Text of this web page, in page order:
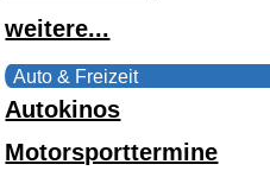
weitere...
Auto & Freizeit
Autokinos
Motorsporttermine